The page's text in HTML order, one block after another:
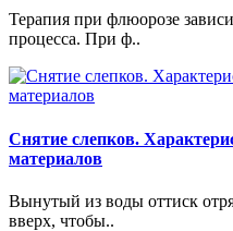
Терапия при флюорозе
процесса. При ф..
Снятие слепков.
материалов
Вынутый из воды оттиск
вверх, чтобы..